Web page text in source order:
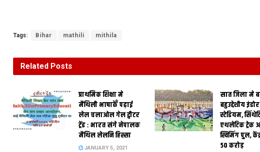
Tags: Bihar mathili mithila
Related Posts
प्राथमिक शि‍क्षा मे
मैथि‍ली भाषाकेँ पढ़ाई
लेल चलाओल गेल ट्वीटर
ट्रेंड : भारत संगे नेपालक
मैथिल लेलनि हिस्सा
JANUARY 5, 2021
सात जिला मे
बहुउद्देशीय इंडोर
स्‍टेडि‍यम,
एथलेटिक ट्रेक
स्विमिंग पुल,
50 करोड़